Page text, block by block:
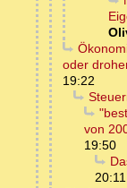
oder
19:22
von
19:50
20:11